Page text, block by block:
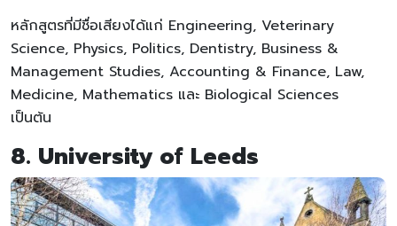
หลักสูตรที่มีชื่อเสียงได้แก่ Engineering, Veterinary
Science, Physics, Politics, Dentistry, Business &
Management Studies, Accounting & Finance, Law,
Medicine, Mathematics และ Biological Sciences
เป็นต้น
8. University of Leeds